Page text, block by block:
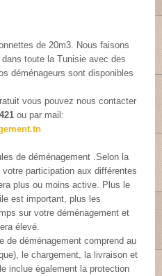
de 20m3. Nous faisons
toute la Tunisie avec des
déménageurs sont disponibles
vous pouvez nous contacter
ou par mail:
de déménagement .Selon la
participation aux différentes
plus ou moins active. Plus le
est important, plus les
sur votre déménagement et
élevé.
de déménagement comprend au
le chargement, la livraison et
inclue également la protection